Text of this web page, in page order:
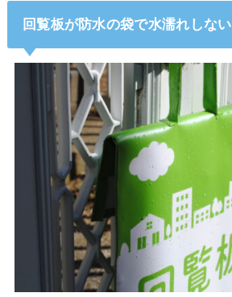
回覧板が防水の袋で水濡れしない